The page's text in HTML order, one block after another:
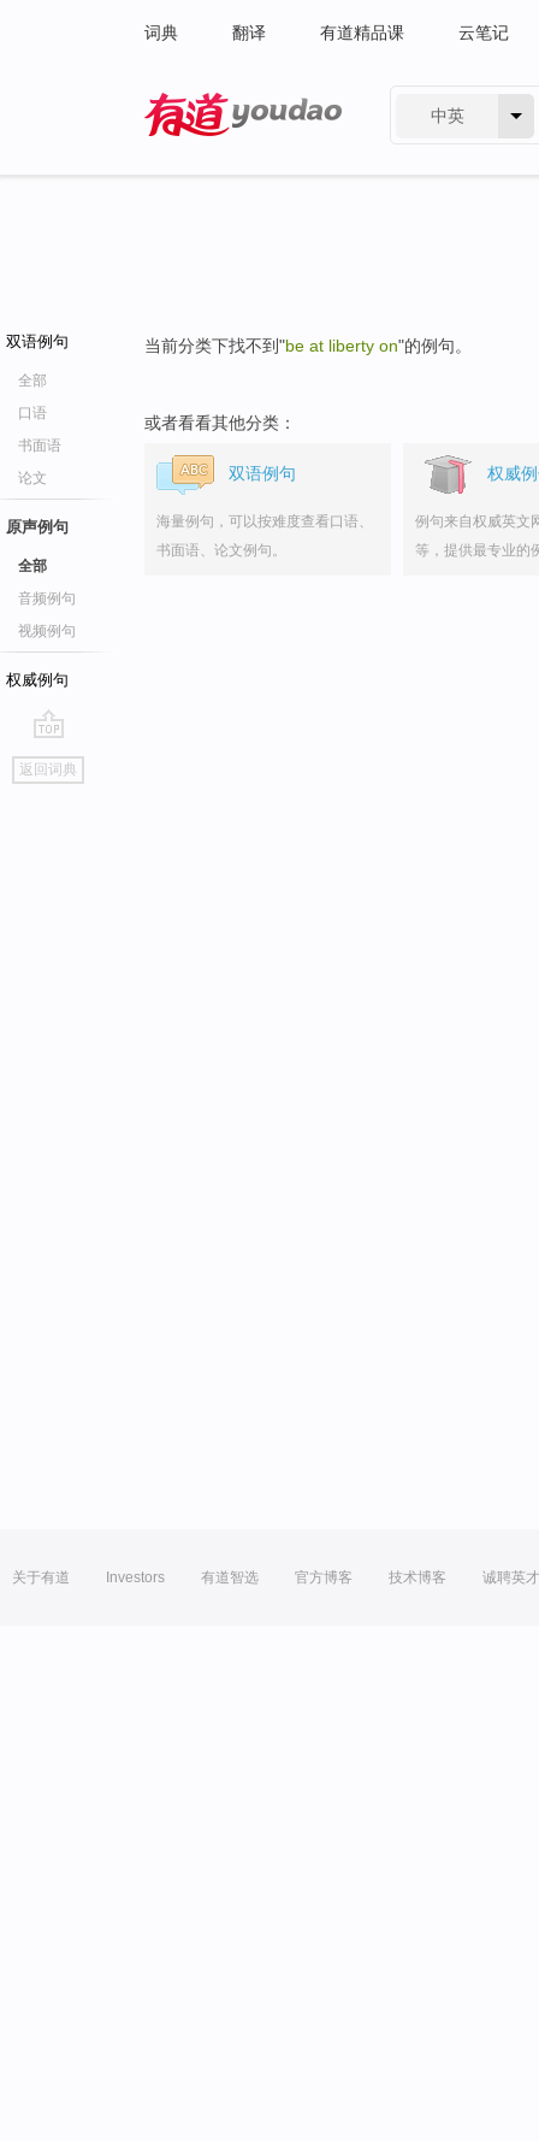
词典 翻译 有道精品课 云笔记
中英
双语例句
全部
口语
书面语
论文
原声例句
全部
音频例句
视频例句
权威例句
go
top
返回词典
当前分类下找不到"be at liberty on"的例句。
或者看看其他分类：
双语例句
海量例句，可以按难度查看口语、
书面语、论文例句。
权威
例句来自权威英文
等，提供最专业的
关于有道 Investors 有道智选 官方博客 技术博客 诚聘英才